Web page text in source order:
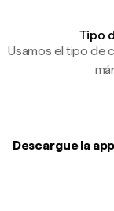
Tipo
Usamos el tipo de
Descargue la